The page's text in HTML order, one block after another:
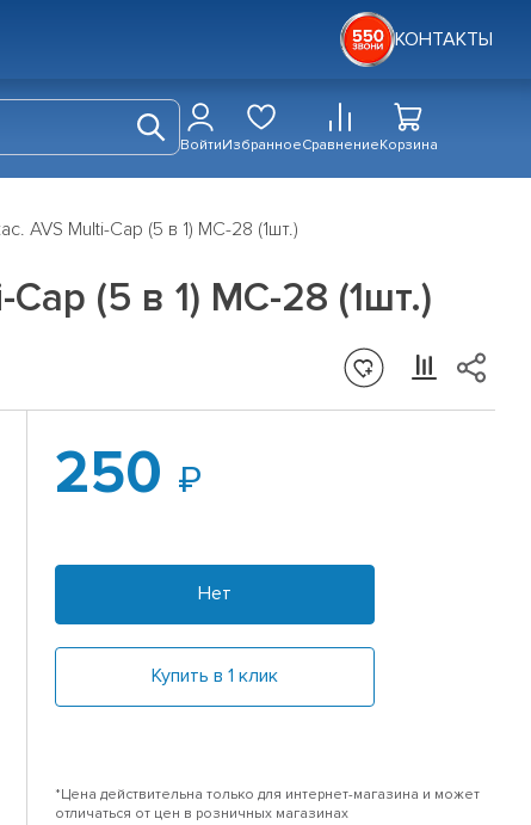
КОНТАКТЫ
ВойтиИзбранноеСравнениеКорзина
AVS Multi-Cap (5 в 1) MC-28 (1шт.)
(5 в 1) MC-28 (1шт.)
250
Нет
Купить в 1 клик
*Цена действительна только для интернет-магазина и может
отличаться от цен в розничных магазинах